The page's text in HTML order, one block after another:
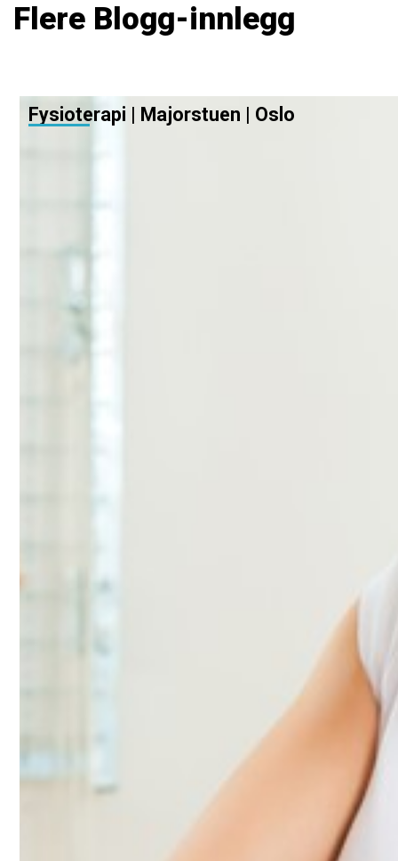
Flere Blogg-innlegg
Fysioterapi | Majorstuen | Oslo